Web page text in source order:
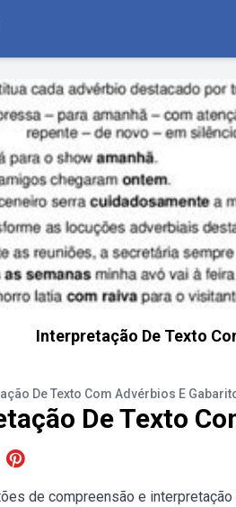
Interpretação De Texto
De Texto Com Advérbios E
De Texto
de compreensão e